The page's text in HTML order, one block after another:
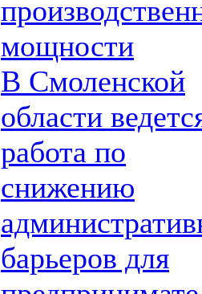
мощности
В Смоленской
области
работа по
снижению
барьеров для